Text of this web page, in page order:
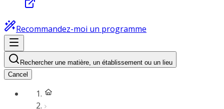
Recommandez-moi un programme
Rechercher une matière, un établissement ou un lieu
Cancel